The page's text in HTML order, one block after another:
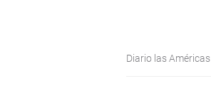
Diario las Américas